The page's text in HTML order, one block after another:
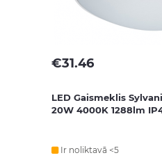
€31.46
LED Gaismeklis
20W 4000K 1288lm
Ir noliktavā <5